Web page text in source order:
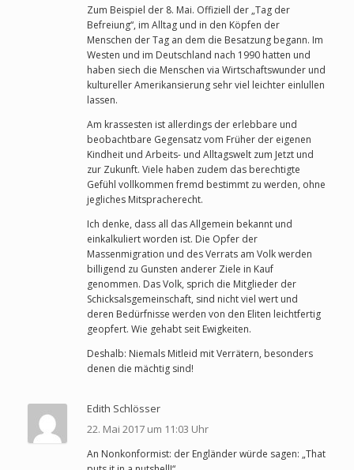
Zum Beispiel der 8. Mai. Offiziell der „Tag der
Befreiung“, im Alltag und in den Köpfen der
Menschen der Tag an dem die Besatzung begann. Im
Westen und im Deutschland nach 1990 hatten und
haben siech die Menschen via Wirtschaftswunder und
kultureller Amerikansierung sehr viel leichter einlullen
lassen.
Am krassesten ist allerdings der erlebbare und
beobachtbare Gegensatz vom Früher der eigenen
Kindheit und Arbeits- und Alltagswelt zum Jetzt und
zur Zukunft. Viele haben zudem das berechtigte
Gefühl vollkommen fremd bestimmt zu werden, ohne
jegliches Mitspracherecht.
Ich denke, dass all das Allgemein bekannt und
einkalkuliert worden ist. Die Opfer der
Massenmigration und des Verrats am Volk werden
billigend zu Gunsten anderer Ziele in Kauf
genommen. Das Volk, sprich die Mitglieder der
Schicksalsgemeinschaft, sind nicht viel wert und
deren Bedürfnisse werden von den Eliten leichtfertig
geopfert. Wie gehabt seit Ewigkeiten.
Deshalb: Niemals Mitleid mit Verrätern, besonders
denen die mächtig sind!
Edith Schlösser
22. Mai 2017 um 11:03 Uhr
An Nonkonformist: der Engländer würde sagen: „That